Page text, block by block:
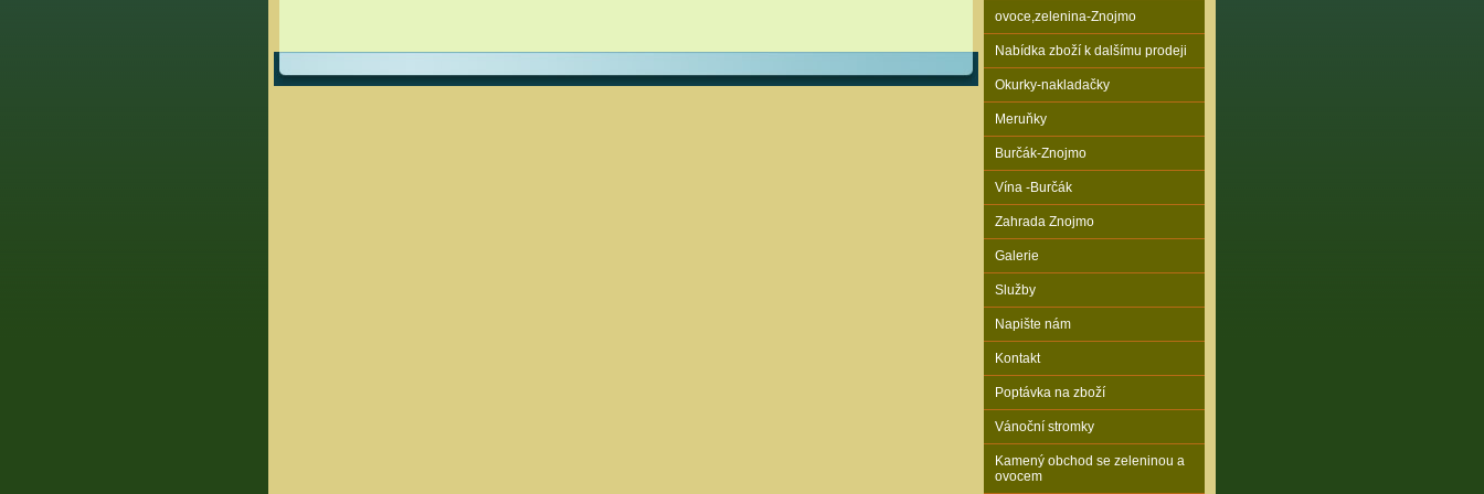
ovoce,zelenina-Znojmo
Nabídka zboží k dalšímu prodeji
Okurky-nakladačky
Meruňky
Burčák-Znojmo
Vína -Burčák
Zahrada Znojmo
Galerie
Služby
Napište nám
Kontakt
Poptávka na zboží
Vánoční stromky
Kamený obchod se zeleninou a
ovocem